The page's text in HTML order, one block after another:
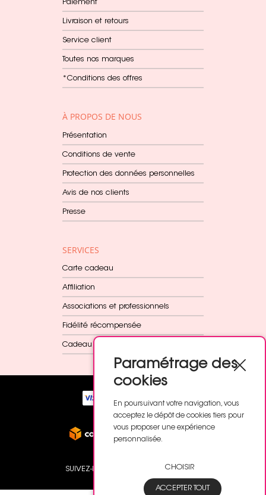
Paiement
Livraison et retours
Service client
Toutes nos marques
*Conditions des offres
À PROPOS DE NOUS
Présentation
Conditions de vente
Protection des données personnelles
Avis de nos clients
Presse
SERVICES
Carte cadeau
Affiliation
Associations et professionnels
Fidélité récompensée
Cadeau dès 60€
SUIVEZ-NOUS
Paramétrage des
cookies
En poursuivant votre navigation, vous
acceptez le dépôt de cookies tiers pour
vous proposer une expérience
personnalisée.
CHOISIR
ACCEPTER TOUT